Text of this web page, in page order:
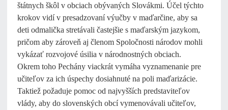
štátnych škôl v obciach obývaných Slovákmi. Účel týchto
krokov vidí v presadzovaní výučby v maďarčine, aby sa
deti odmalička stretávali častejšie s maďarským jazykom,
pričom aby zároveň aj členom Spoločnosti národov mohli
vykázať rozvojové úsilia v národnostných obciach.
Okrem toho Pechány viackrát vymáha vyznamenanie pre
učiteľov za ich úspechy dosiahnuté na poli maďarizácie.
Taktiež požaduje pomoc od najvyšších predstaviteľov
vlády, aby do slovenských obcí vymenovávali učiteľov,